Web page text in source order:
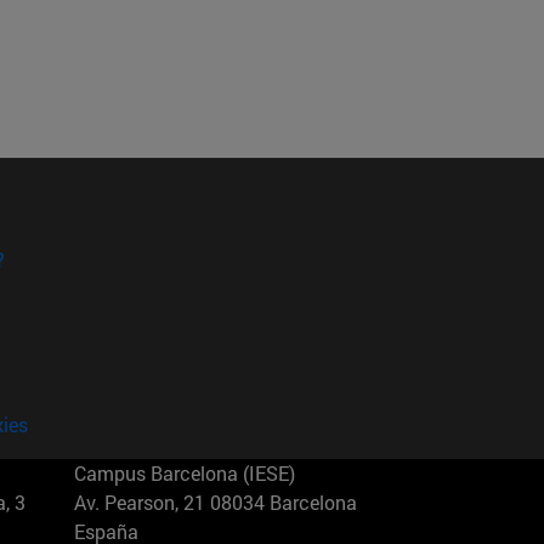
3
Campus Barcelona (IESE)
Av. Pearson, 21 08034 Barcelona
España